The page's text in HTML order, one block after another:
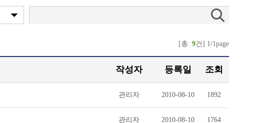
[총: 9건] 1/1page
작성자 등록일 조회
관리자 2010-08-10 1892
관리자 2010-08-10 1764